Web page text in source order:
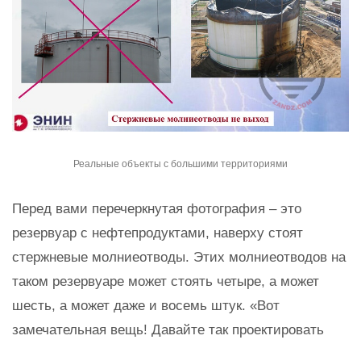
Реальные объекты с большими территориями
Перед вами перечеркнутая фотография – это
резервуар с нефтепродуктами, наверху стоят
стержневые молниеотводы. Этих молниеотводов на
таком резервуаре может стоять четыре, а может
шесть, а может даже и восемь штук. «Вот
замечательная вещь! Давайте так проектировать